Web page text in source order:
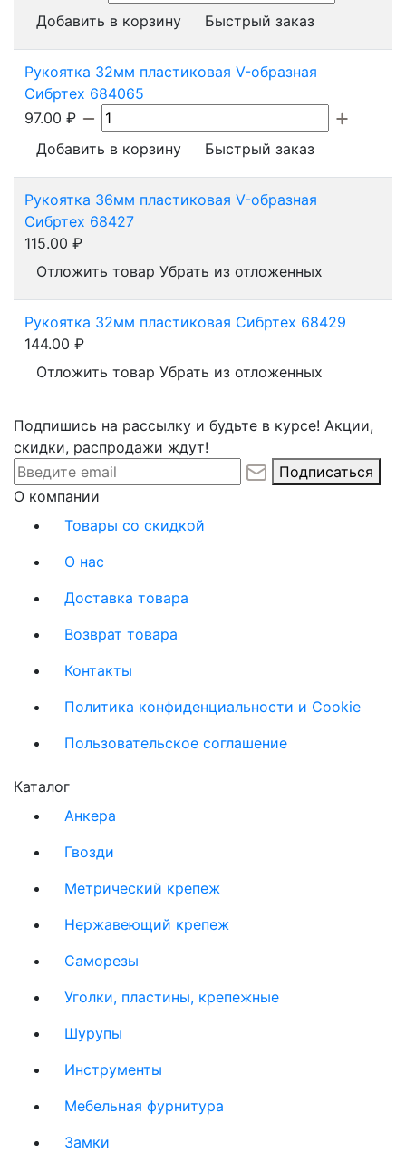
Добавить в корзину
Быстрый заказ
Рукоятка 32мм пластиковая V-образная
Сибртех 684065
97.00 ₽
Добавить в корзину
Быстрый заказ
Рукоятка 36мм пластиковая V-образная
Сибртех 68427
115.00 ₽
Отложить товар Убрать из отложенных
Рукоятка 32мм пластиковая Сибртех 68429
144.00 ₽
Отложить товар Убрать из отложенных
Подпишись на рассылку и будьте в курсе! Акции,
скидки, распродажи ждут!
Подписаться
О компании
Товары со скидкой
О нас
Доставка товара
Возврат товара
Контакты
Политика конфиденциальности и Cookie
Пользовательское соглашение
Каталог
Анкера
Гвозди
Метрический крепеж
Нержавеющий крепеж
Саморезы
Уголки, пластины, крепежные
Шурупы
Инструменты
Мебельная фурнитура
Замки